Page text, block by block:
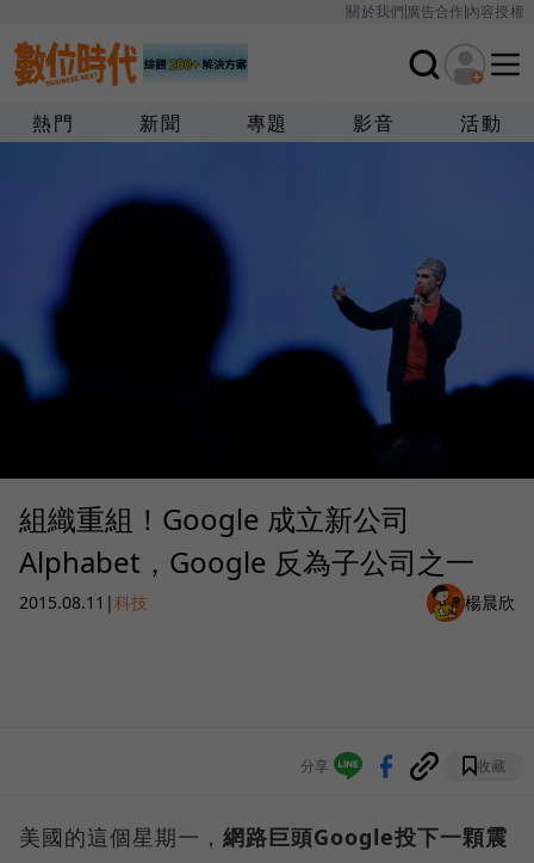
關於我們廣告合作內容授權
熱門 新聞 專題 影音 活動
組織重組！Google 成立新公司
Alphabet，Google 反為子公司之一
2015.08.11 |科技 楊晨欣
分享 收藏
美國的這個星期一， 網路巨頭Google投下一顆震